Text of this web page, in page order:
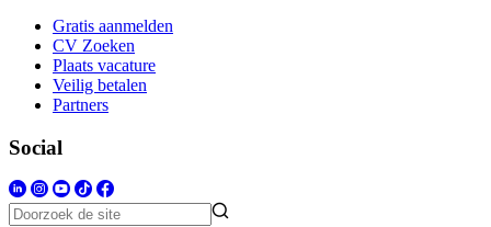
Gratis aanmelden
CV Zoeken
Plaats vacature
Veilig betalen
Partners
Social